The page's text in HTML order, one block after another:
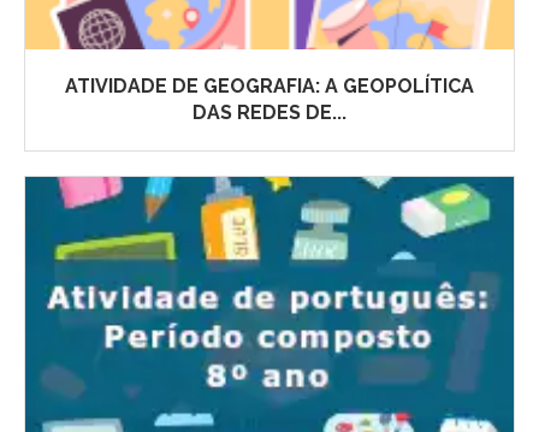
ATIVIDADE DE GEOGRAFIA: A GEOPOLÍTICA
DAS REDES DE...